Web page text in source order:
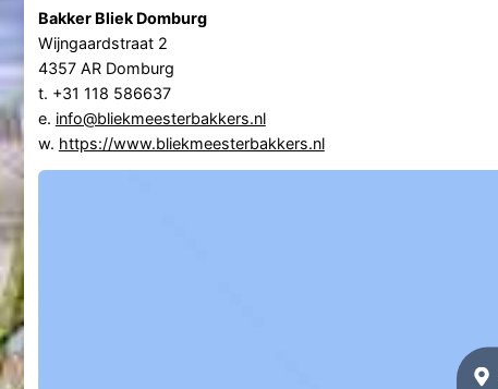
Bakker Bliek Domburg
Wijngaardstraat 2
4357 AR Domburg
t. +31 118 586637
e. info@bliekmeesterbakkers.nl
w. https://www.bliekmeesterbakkers.nl